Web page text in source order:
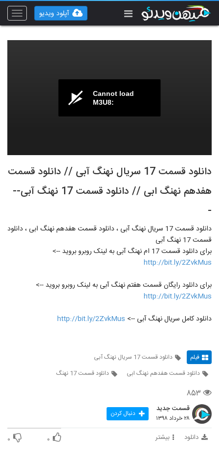
Toggle
آپلود ویدیو
Cannot load
M3U8:
دانلود قسمت 17 سریال نهنگ آبی // دانلود قسمت
هفدهم نهنگ ابی // دانلود قسمت 17 نهنگ آبی--
-
دانلود قسمت 17 سریال نهنگ آبی ، دانلود قسمت هفدهم نهنگ ابی ، دانلود
قسمت 17 نهنگ آبی
برای دانلود قسمت 17 ام نهنگ آبی به لینک روبرو بروید -->
http://bit.ly/2ZvkMus
برای دانلود رایگان قسمت هفتم نهنگ آبی به لینک روبرو بروید -->
http://bit.ly/2ZvkMus
دانلود کامل سریال نهنگ آبی --> http://bit.ly/2ZvkMus
فیلم
دانلود قسمت 17 سریال نهنگ آبی
دانلود قسمت هفدهم نهنگ ابی
دانلود قسمت 17 نهنگ
۸۵۳
قسمت جدید
۲۸ خرداد ۱۳۹۸ دنبال کردن
دانلود بیشتر ۰ ۰